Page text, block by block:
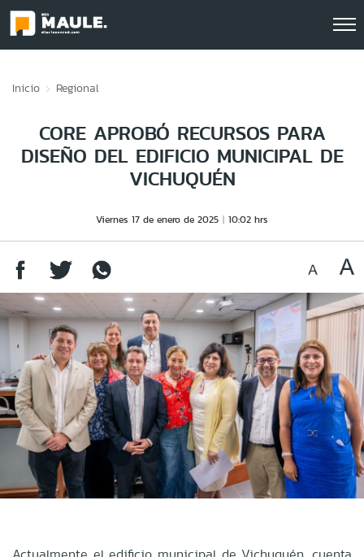
Inicio Regional
CORE APROBÓ RECURSOS PARA
DISEÑO DEL EDIFICIO MUNICIPAL DE
VICHUQUÉN
Viernes 17 de enero de 2025 10:02 hrs